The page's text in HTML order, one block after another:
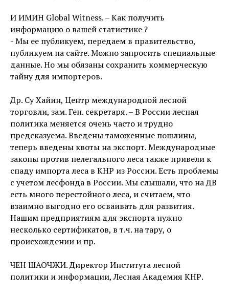
И ИМИН Global Witness. – Как получить
информацию о вашей статистике ?
- Мы ее публикуем, передаем в правительство,
публикуем на сайте. Можно запросить специальные
данные. Но мы обязаны сохранить коммерческую
тайну для импортеров.
Др. Су Хайин, Центр международной лесной
торговли, зам. Ген. секретаря. – В России лесная
политика меняется очень часто и трудно
предсказуема. Введены таможенные пошлины,
теперь введены квоты на экспорт. Международные
законы против нелегального леса также привели к
спаду импорта леса в КНР из России. Есть проблемы
с учетом лесфонда в России. Мы слышали, что на ДВ
есть много перестойного леса, и считаем, что
взаимно выгодно его осваивать для развития.
Нашим предприятиям для экспорта нужно
несколько сертификатов, в т.ч. на тару, о
происхождении и пр.
ЧЕН ШАОЧЖИ. Директор Института лесной
политики и информации, Лесная Академия КНР.